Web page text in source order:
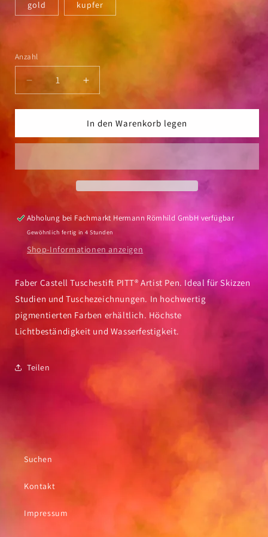
gold kupfer
Anzahl
Anzahl
Verringere
die
Menge
Tuschestift
Pitt
Pen
Erhöhe
die
Menge
für
Tuschestift
Pitt
In den Warenkorb legen
Abholung bei Fachmarkt Hermann Römhild GmbH verfügbar
Gewöhnlich fertig in 4 Stunden
Shop-Informationen anzeigen
Faber Castell Tuschestift PITT® Artist Pen. Ideal für Skizzen
Studien und Tuschezeichnungen. In hochwertig
pigmentierten Farben erhältlich. Höchste
Lichtbeständigkeit und Wasserfestigkeit.
Teilen
Suchen
Kontakt
Impressum